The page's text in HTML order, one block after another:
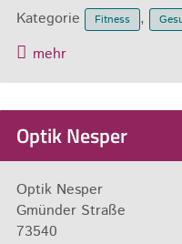
Kategorie
Fitness ,
mehr
Optik Nesper
Optik Nesper
Gmünder Straße
73540